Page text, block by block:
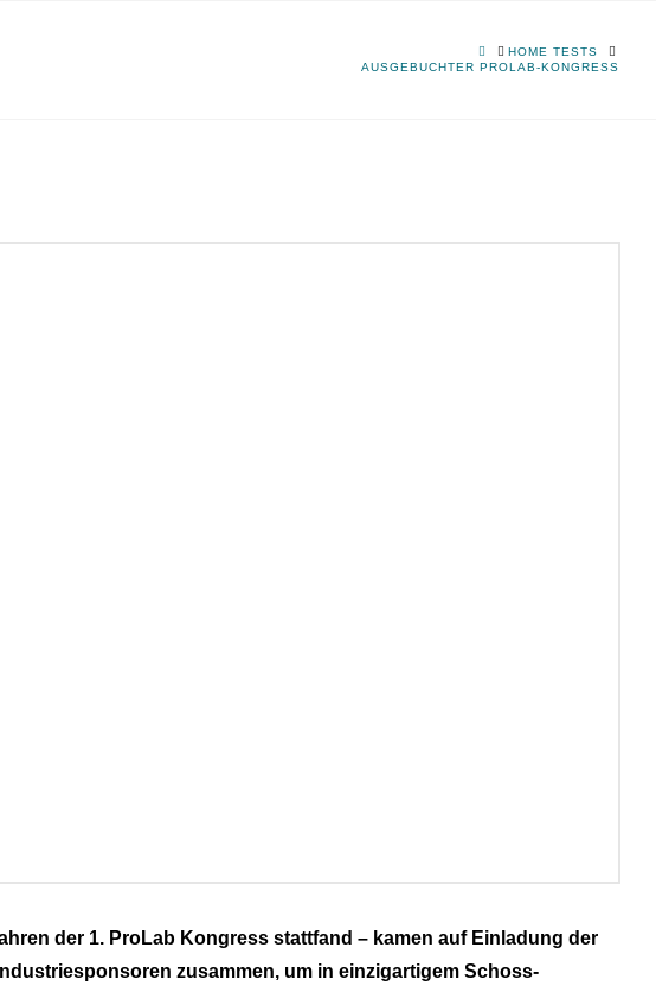
HOMEHOME TESTS
AUSGEBUCHTER PROLAB-KONGRESS
der 1. ProLab Kongress stattfand – kamen auf Einladung der
zusammen, um in einzigartigem Schoss-